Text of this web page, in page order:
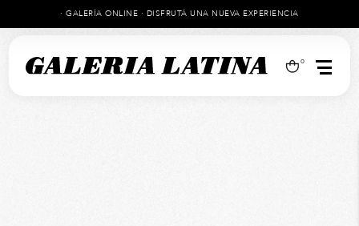
· GALERÍA ONLINE · DISFRUTÁ UNA NUEVA EXPERIENCIA
0